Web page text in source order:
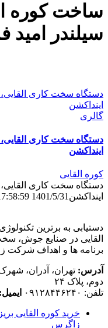
ساخت کوره
سیلندر امید
دستگاه سخت کاری القایی،
اینداکشن
گالری
دستگاه سخت کاری القایی،
اینداکشن
کوره القایی
دستگاه سخت کاری القایی،
اینداکشن1401/5/31 17:58:59
دستیابی به برترین
القایی در صنایع جوش،
برنامه ها و اهداف شرکت
آدرس: تهران، آدران،
دوم، پلاک ۲۴
تلفن: ۰۹۱۲۸۴۴۶۲۴۰
ایمیل:
خرید کوره القایی
زاگرس